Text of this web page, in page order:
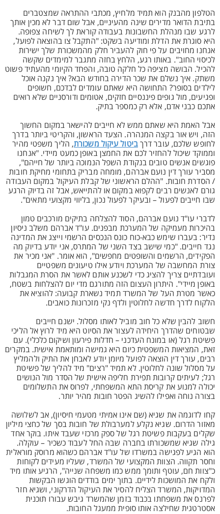
הטלפון מהבנק הוא תמיד מלחיץ, מכתבי ההתראה שמצטברים
בתיבת הדואר מדירים שינה מהעיניים, אבל שום דבר לא מכין אותך
לרגע שבו מנהלת החשבונות בעבודה קוראת לך לשיחה צפופה.
היא סוגרת את הדלת ומודיעה בשקט: "התקבל צו בהוצאה לפועל,
אנחנו מחויבים על פי חוק להעביר חלק מהמשכורת שלך ישירות
לכיסוי החוב". באותו רגע, הלחץ בחזה מתגבר למימדים שקשה
להכיל. הבושה מציפה כל חלקה טובה, והפחד הקיומי מהעתיד פשוט
משתק. איך נשלם את שכר הדירה בחודש הבא? איך נקנה אוכל
לילדים בסופר? התחושה היא שאתם עומדים לבדכם, חשופים
ופגיעים, מול גופים פיננסיים חזקים, אטומים ודורסניים שלא רואים
אתכם כבני אדם, אלא רק כמספר בתיק.
אבל האמת היא שאתם ממש לא חייבים להישאר במקום החשוך
הזה, ויש אור בקצה המנהרה. הצעד הראשון, והקריטי ביותר בדרך
לחופש שלכם, עובר דרךביטול עיקול משכורת, הליך משפטי מהיר
וממוקד שיכול להחזיר לכם את החמצן באופן כמעט מיידי. "אנחנו
פוגשים אנשים טובים בנקודת השפל הנמוכה ביותר של חייהם",
מסביר עורך דין נועם אברהם, מומחה מבריק בתחומי מחיקת חובות
/ הסדרת חובות. "ההלם הראשוני של קבלת העיקול במקום העבודה
גורם לאנשים רבים לקפוא במקום או להתייאש, אבל זה בדיוק הרגע
שבו חייבים לפעול – ובעיקר לפעול נכון, בליווי מקצועי מתאים".
לדברי עו"ד נועם אברהם, הסוד להצלחה בתיקים מורכבים טמון
בהיכרות מעמיקה של המערכת מבפנים. עו"ד אברהם משלב ניסיון
נדיר: בעברו שימש כבא-כוח כונס הנכסים הרשמי וייצג את המדינה
נגד חייבים. "כמי שישב בצד השני של המתרס, אני יודע בדיוק מה
הפקידים, הרשמים והשופטים מחפשים", הוא אומר. "אני מכיר את
צורת המחשבה של המערכת ויודע אילו טיעונים משפטיים
ועובדתיים צריך להציג כדי לשכנע אותם לאשר את הסרת המגבלות
באופן מיידי". היתרון העצום הזה מתורגם מדי יום להצלחות בשטח,
כאשר מטרת העל של המשרד תמיד נשארת קבועה: להוציא את
הלקוח לדרך חדשה לחלוטין ולדף נקי מזכרונות כואבים.
חשוב להבין שלא כל חוב מוביל לאותו מסלול. ישנם חייבים
שבטוחים שהדרך היחידה לעצור את הסיוט היא מיד לרוץ אל הליכי
פשיטת רגל (או במונח העדכני – חדלות פירעון ושיקום כלכלי). עם
זאת, המציאות המשפטית כיום היא גמישה ומותאמת אישית. במקרים
רבים, עורך דין הוצאה לפועל מיומן יודע לאבחן את התיק ולהמליץ
על מסלול שונה לחלוטין. לא תמיד "רצים" מיד להליך של פשיטת
רגל; לעיתים קרובות תפירת חליפה אישית של הסדר מול הנושים
יכולה למנוע את קריסת התא המשפחתי, לפרוס את התשלומים
בצורה נוחה ואפילו להשיג הפטר חובות מהיר יותר.
קחו לדוגמה את שגיא (שם אינו אמיתי מטעמי חיסיון), אב לשלושה
מאזור הדרום. שגיא נקלע למערבולת של חובות בסך של כחצי מיליון
שקלים בעקבות פשיטת רגל של ספק מרכזי שעבד איתו. בוקר אחד
גילה שגיא שמשכורתו בחברה שבה החל לעבוד כשכיר – עוקלה.
הוא הגיע לפגישה במשרדו של עו"ד אברהם כשהוא מרוסק מוראלית
וחסר תקווה. הצוות המקצועי של המשרד, שעליו מעידים לקוחות
כ"צוות חם, עוטף ותומך ממש כמו משפחה שנייה", הרגיע אותו מיד
ולקח את המושכות לידיים. בתוך ימים בודדים הוגשו הבקשות
המדויקות, המשרד הצליח להסיר את העיקול הדרקוני, ושגיא חזר
לפרנס את משפחתו בכבוד בזמן שהמשרד גיבש עבורו תוכנית
אסטרטגית שחילצה אותו סופית ממעגל החובות.